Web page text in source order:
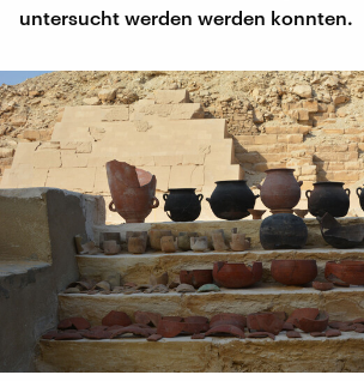
untersucht werden werden konnten.